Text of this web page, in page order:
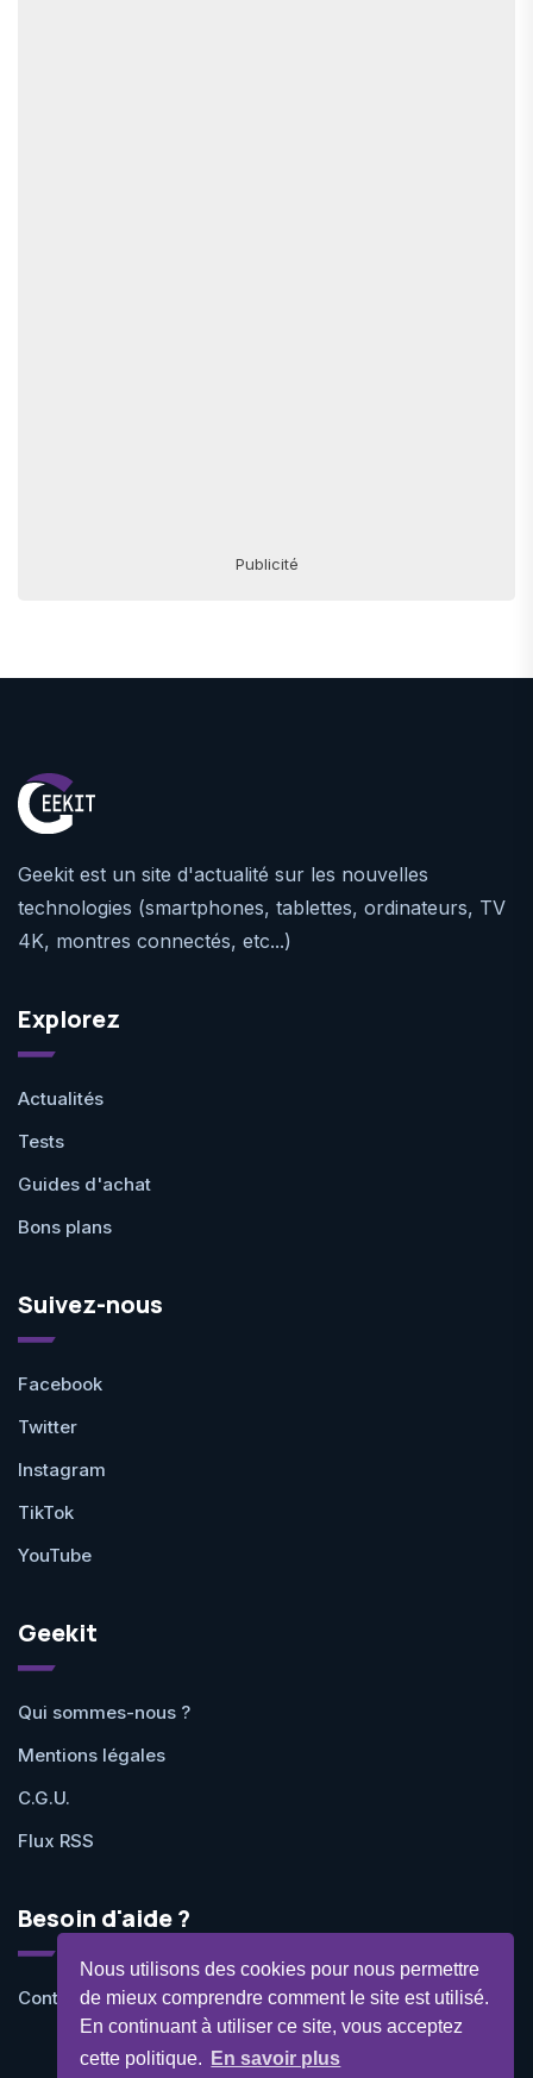
Nous utilisons des cookies pour nous permettre
de mieux comprendre comment le site est utilisé.
En continuant à utiliser ce site, vous acceptez
cette politique.
En savoir plus
Publicité
Geekit est un site d'actualité sur les nouvelles
technologies (smartphones, tablettes, ordinateurs, TV
4K, montres connectés, etc...)
Explorez
Actualités
Tests
Guides d'achat
Bons plans
Suivez-nous
Facebook
Twitter
Instagram
TikTok
YouTube
Geekit
Qui sommes-nous ?
Mentions légales
C.G.U.
Flux RSS
Besoin d'aide ?
Contactez-nous